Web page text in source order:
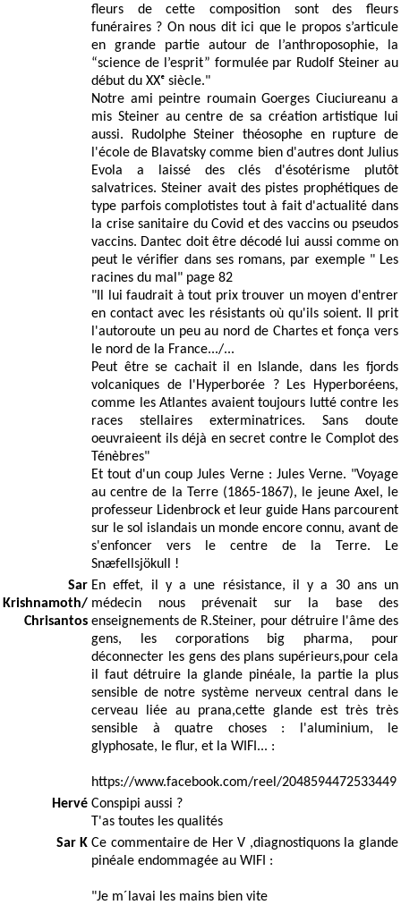
fleurs de cette composition sont des fleurs
funéraires ? On nous dit ici que le propos s’articule
en grande partie autour de l’anthroposophie, la
“science de l’esprit” formulée par Rudolf Steiner au
début du XXᵉ siècle."
Notre ami peintre roumain Goerges Ciuciureanu a
mis Steiner au centre de sa création artistique lui
aussi. Rudolphe Steiner théosophe en rupture de
l'école de Blavatsky comme bien d'autres dont Julius
Evola a laissé des clés d'ésotérisme plutôt
salvatrices. Steiner avait des pistes prophétiques de
type parfois complotistes tout à fait d'actualité dans
la crise sanitaire du Covid et des vaccins ou pseudos
vaccins. Dantec doit être décodé lui aussi comme on
peut le vérifier dans ses romans, par exemple " Les
racines du mal" page 82
"Il lui faudrait à tout prix trouver un moyen d'entrer
en contact avec les résistants où qu'ils soient. Il prit
l'autoroute un peu au nord de Chartes et fonça vers
le nord de la France.../...
Peut être se cachait il en Islande, dans les fjords
volcaniques de l'Hyperborée ? Les Hyperboréens,
comme les Atlantes avaient toujours lutté contre les
races stellaires exterminatrices. Sans doute
oeuvraieent ils déjà en secret contre le Complot des
Ténèbres"
Et tout d'un coup Jules Verne : Jules Verne. "Voyage
au centre de la Terre (1865-1867), le jeune Axel, le
professeur Lidenbrock et leur guide Hans parcourent
sur le sol islandais un monde encore connu, avant de
s'enfoncer vers le centre de la Terre. Le
Snæfellsjökull !
Sar
Krishnamoth/
Chrisantos
En effet, il y a une résistance, il y a 30 ans un
médecin nous prévenait sur la base des
enseignements de R.Steiner, pour détruire l'âme des
gens, les corporations big pharma, pour
déconnecter les gens des plans supérieurs,pour cela
il faut détruire la glande pinéale, la partie la plus
sensible de notre système nerveux central dans le
cerveau liée au prana,cette glande est très très
sensible à quatre choses : l'aluminium, le
glyphosate, le flur, et la WIFI... :
https://www.facebook.com/reel/2048594472533449
Hervé Conspipi aussi ?
T'as toutes les qualités
Sar K Ce commentaire de Her V ,diagnostiquons la glande
pinéale endommagée au WIFI :
"Je m´lavai les mains bien vite